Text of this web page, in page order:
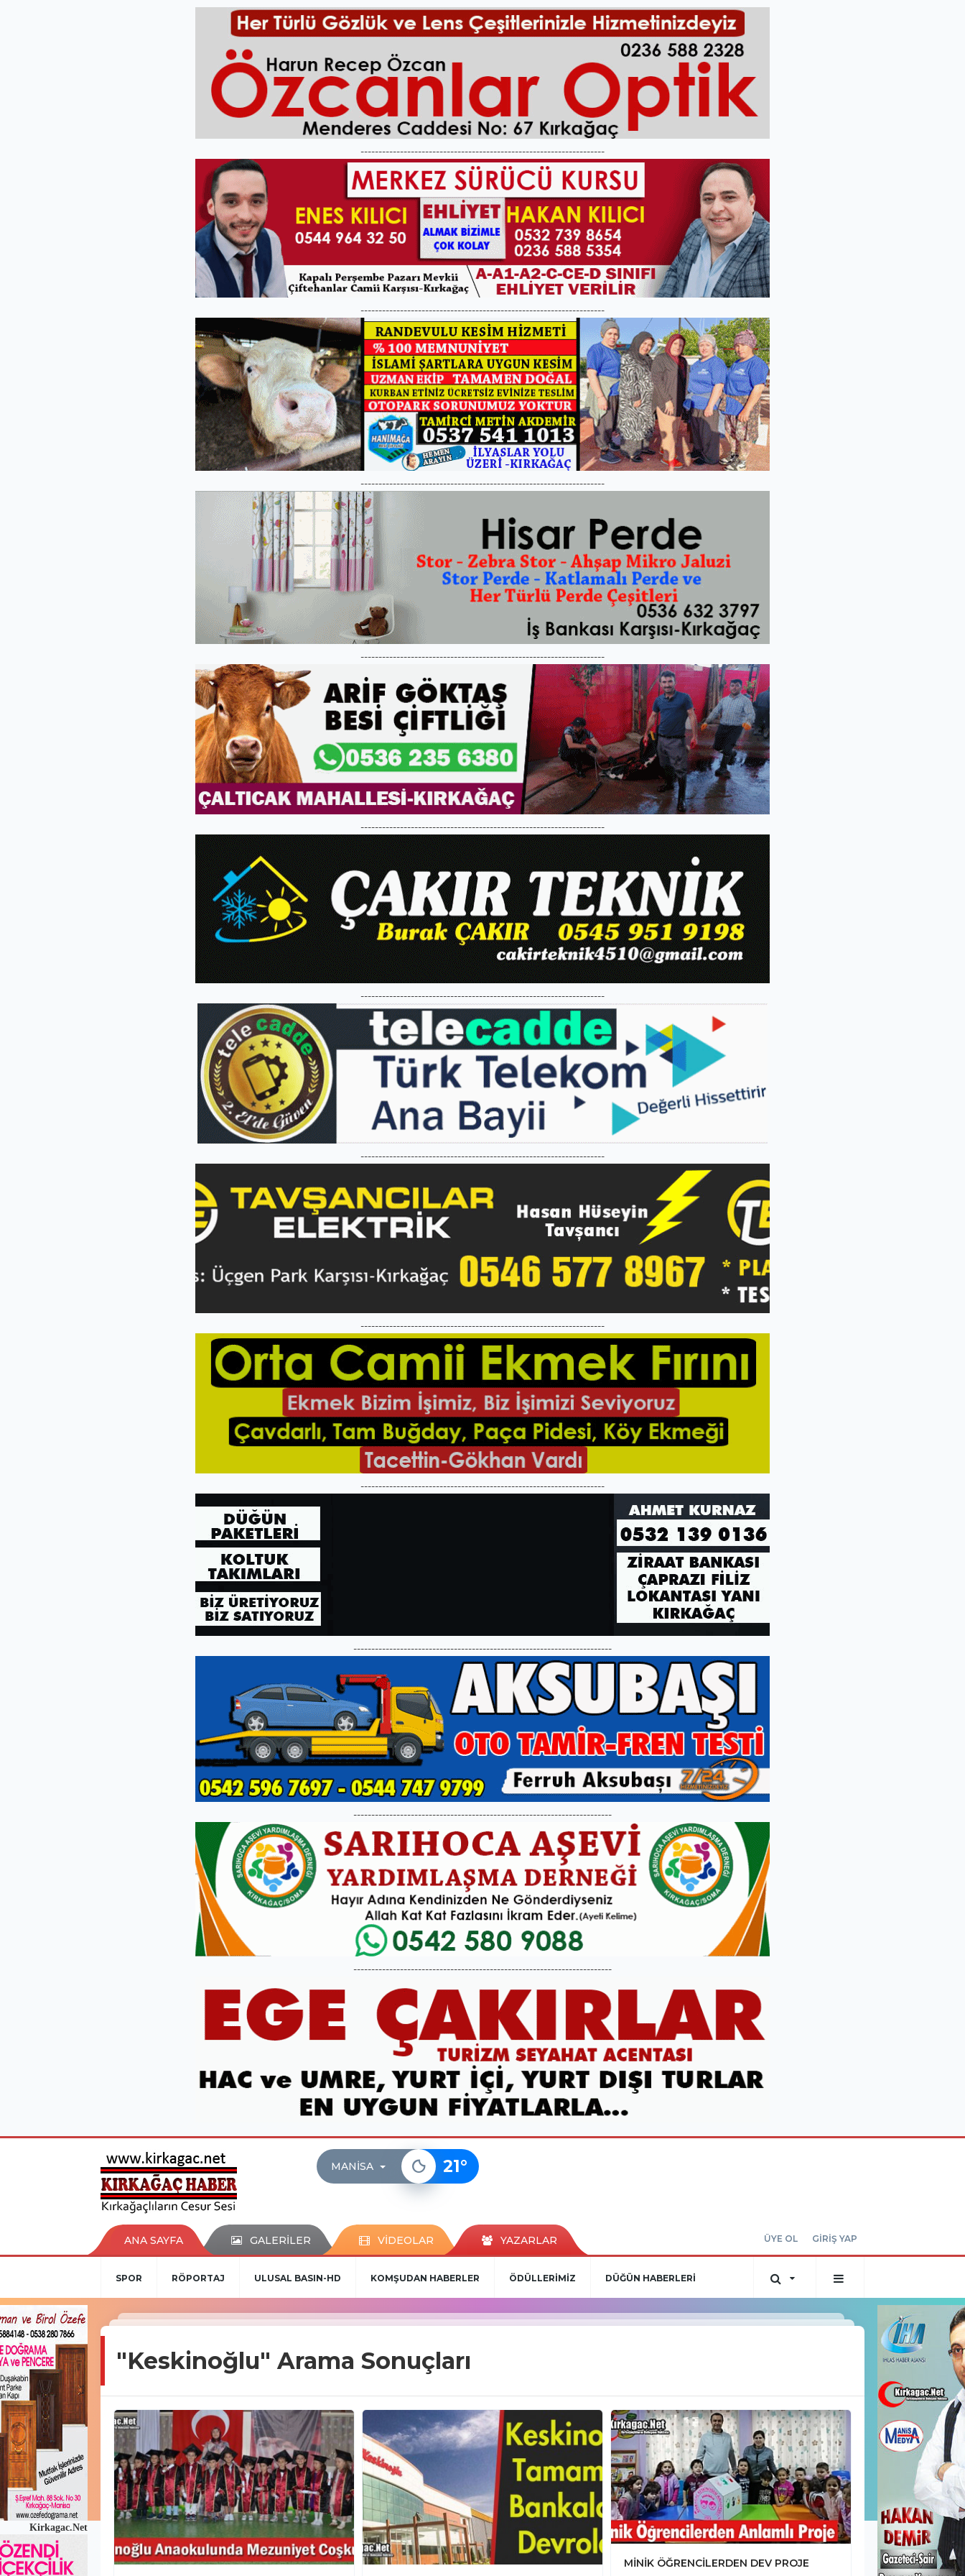
--------------------------------------------------------------------
--------------------------------------------------------------------
--------------------------------------------------------------------
--------------------------------------------------------------------
--------------------------------------------------------------------
--------------------------------------------------------------------
--------------------------------------------------------------------
--------------------------------------------------------------------
--------------------------------------------------------------------
------------------------------------------------------------------------
------------------------------------------------------------------------
------------------------------------------------------------------------
MANISA 21°
ANA SAYFA GALERİLER VİDEOLAR YAZARLAR ÜYE OL GİRİŞ YAP
SPOR RÖPORTAJ ULUSAL BASIN-HD KOMŞUDAN HABERLER ÖDÜLLERİMİZ DÜĞÜN HABERLERİ
"Keskinoğlu" Arama Sonuçları
MİNİK ÖĞRENCİLERDEN DEV PROJE
Kirkagac.Net